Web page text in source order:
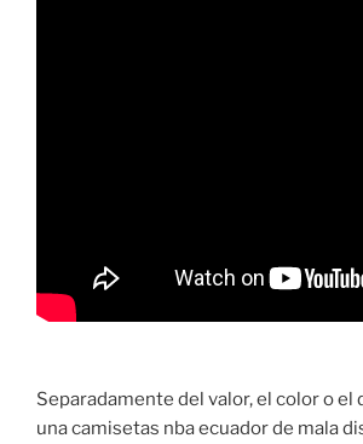
Separadamente del valor, el color o el
una camisetas nba ecuador de mala